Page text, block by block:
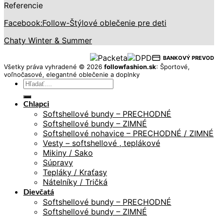
Referencie
Facebook:Follow-Štýlové oblečenie pre deti
Chaty Winter & Summer
BANKOVÝ PREVOD
Všetky práva vyhradené © 2026 followfashion.sk: Športové,
voľnočasové, elegantné oblečenie a doplnky
Hľadať:
Chlapci
Softshellové bundy – PRECHODNÉ
Softshellové bundy – ZIMNÉ
Softshellové nohavice – PRECHODNÉ / ZIMNÉ
Vesty – softshellové , teplákové
Mikiny / Sako
Súpravy
Tepláky / Kraťasy
Nátelníky / Tričká
Dievčatá
Softshellové bundy – PRECHODNÉ
Softshellové bundy – ZIMNÉ